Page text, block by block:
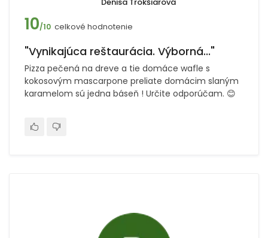
10/10 celkové hodnotenie
"Vynikajúca reštaurácia. Výborná..."
Pizza pečená na dreve a tie domáce wafle s
kokosovým mascarpone preliate domácim slaným
karamelom sú jedna báseň ! Určite odporúčam. 😊